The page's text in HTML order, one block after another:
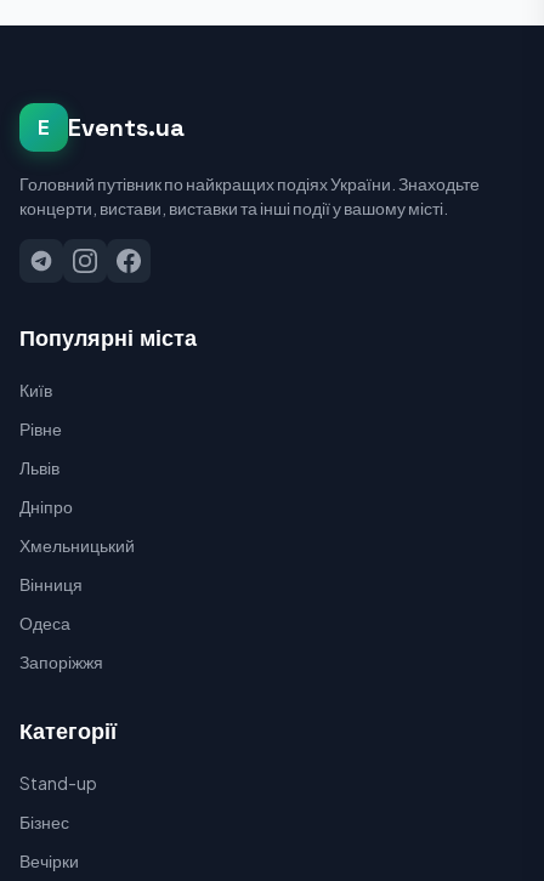
E Events.ua
Головний путівник по найкращих подіях України. Знаходьте
концерти, вистави, виставки та інші події у вашому місті.
Популярні міста
Київ
Рівне
Львів
Дніпро
Хмельницький
Вінниця
Одеса
Запоріжжя
Категорії
Stand-up
Бізнес
Вечірки